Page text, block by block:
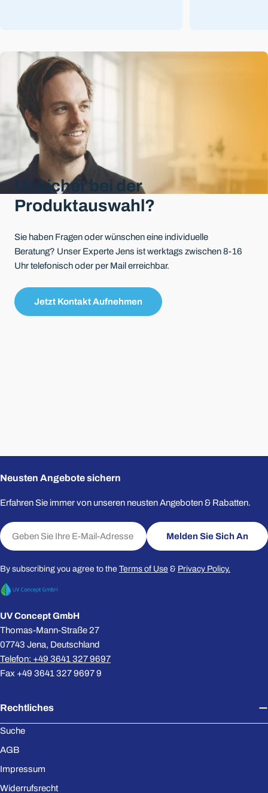
Unsicher bei der
Produktauswahl?
Sie haben Fragen oder wünschen eine individuelle
Beratung? Unser Experte Jens ist werktags zwischen 8-16
Uhr telefonisch oder per Mail erreichbar.
Jetzt Kontakt Aufnehmen
UV Concept GmbH
Thomas-Mann-Straße 27
07743 Jena, Deutschland
Telefon: +49 3641 327 9697
Fax +49 3641 327 9697 9
Rechtliches
Suche
AGB
Impressum
Widerrufsrecht
Neusten Angebote sichern
Erfahren Sie immer von unseren neusten Angeboten & Rabatten.
E-
Mail
Melden Sie Sich An
By subscribing you agree to the Terms of Use & Privacy Policy.